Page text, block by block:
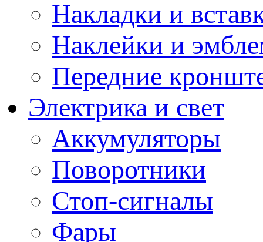
Накладки и
Наклейки и
Передние
Электрика и свет
Аккумуляторы
Поворотники
Стоп-сигналы
Фары